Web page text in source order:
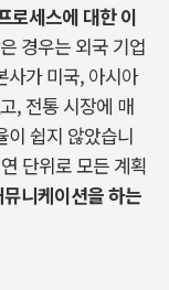
로세스에 대한 이
경우는 외국 기업
사가 미국, 아시아
, 전통 시장에 매
이 쉽지 않았습니
단위로 모든 계획
니케이션을 하는